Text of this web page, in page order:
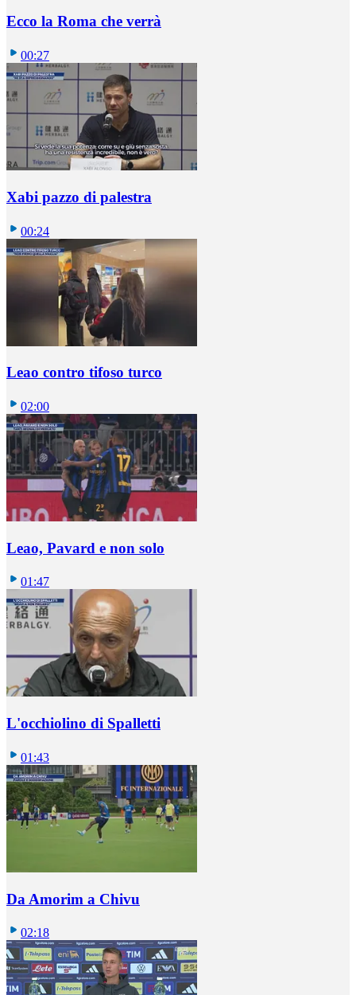
Ecco la Roma che verrà
00:27
Xabi pazzo di palestra
00:24
Leao contro tifoso turco
02:00
Leao, Pavard e non solo
01:47
L'occhiolino di Spalletti
01:43
Da Amorim a Chivu
02:18